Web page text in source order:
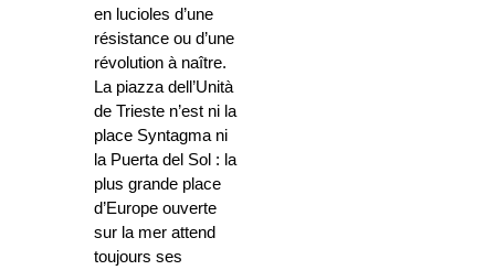
en lucioles d’une
résistance ou d’une
révolution à naître.
La piazza dell’Unità
de Trieste n’est ni la
place Syntagma ni
la Puerta del Sol : la
plus grande place
d’Europe ouverte
sur la mer attend
toujours ses